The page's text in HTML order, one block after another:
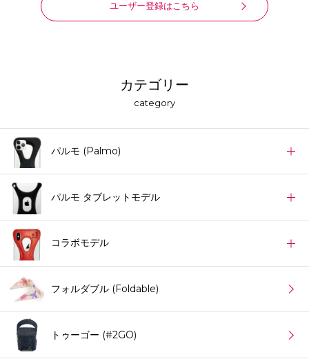
ユーザー登録はこちら
カテゴリー
category
パルモ (Palmo)
パルモ タブレットモデル
コラボモデル
フォルダブル (Foldable)
トゥーゴー (#2GO)